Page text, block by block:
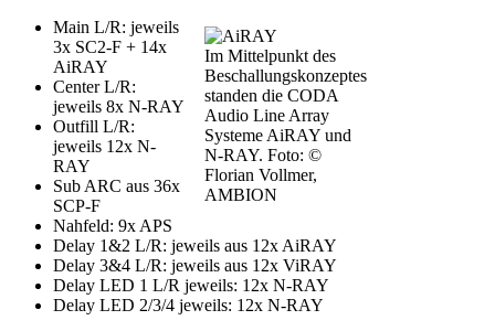
Im Mittelpunkt des
Beschallungskonzeptes
standen die CODA
Audio Line Array
Systeme AiRAY und
N-RAY. Foto: ©
Florian Vollmer,
AMBION
Main L/R: jeweils
3x SC2-F + 14x
AiRAY
Center L/R:
jeweils 8x N-RAY
Outfill L/R:
jeweils 12x N-
RAY
Sub ARC aus 36x
SCP-F
Nahfeld: 9x APS
Delay 1&2 L/R: jeweils aus 12x AiRAY
Delay 3&4 L/R: jeweils aus 12x ViRAY
Delay LED 1 L/R jeweils: 12x N-RAY
Delay LED 2/3/4 jeweils: 12x N-RAY